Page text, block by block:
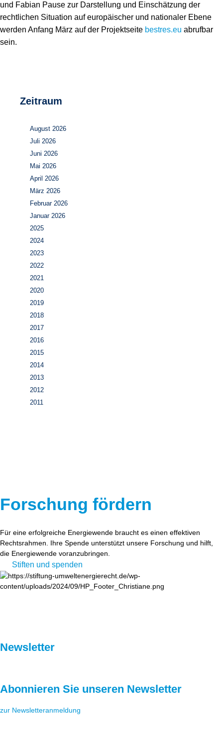
und Fabian Pause zur Darstellung und Einschätzung der
rechtlichen Situation auf europäischer und nationaler Ebene
werden Anfang März auf der Projektseite bestres.eu abrufbar
sein.
Zeitraum
August 2026
Juli 2026
Juni 2026
Mai 2026
April 2026
März 2026
Februar 2026
Januar 2026
2025
2024
2023
2022
2021
2020
2019
2018
2017
2016
2015
2014
2013
2012
2011
Forschung fördern
Für eine erfolgreiche Energiewende braucht es einen effektiven
Rechtsrahmen. Ihre Spende unterstützt unsere Forschung und hilft,
die Energiewende voranzubringen.
Stiften und spenden
Newsletter
Abonnieren Sie unseren Newsletter
zur Newsletteranmeldung